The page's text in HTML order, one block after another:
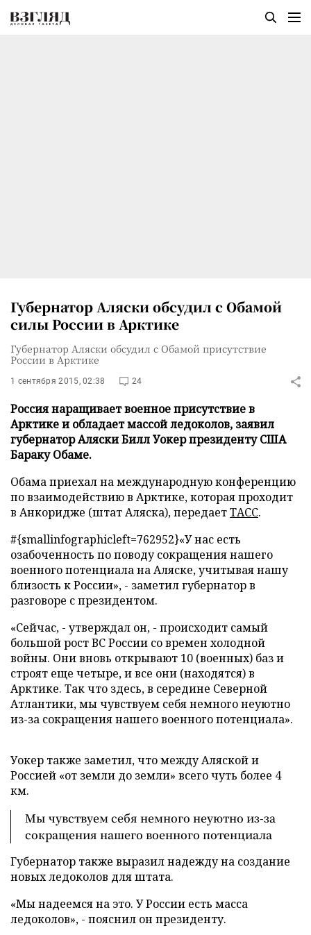
Губернатор Аляски обсудил с Обамой
силы России в Арктике
Губернатор Аляски обсудил с Обамой присутствие
России в Арктике
1 сентября 2015, 02:38 24
Россия наращивает военное присутствие в
Арктике и обладает массой ледоколов, заявил
губернатор Аляски Билл Уокер президенту США
Бараку Обаме.
Обама приехал на международную конференцию
по взаимодействию в Арктике, которая проходит
в Анкоридже (штат Аляска), передаетТАСС.
#{smallinfographicleft=762952}«У нас есть
озабоченность по поводу сокращения нашего
военного потенциала на Аляске, учитывая нашу
близость к России», - заметил губернатор в
разговоре с президентом.
«Сейчас, - утверждал он, - происходит самый
большой рост ВС России со времен холодной
войны. Они вновь открывают 10 (военных) баз и
строят еще четыре, и все они (находятся) в
Арктике. Так что здесь, в середине Северной
Атлантики, мы чувствуем себя немного неуютно
из-за сокращения нашего военного потенциала».
Уокер также заметил, что между Аляской и
Россией «от земли до земли» всего чуть более 4
км.
Мы чувствуем себя немного неуютно из-за
сокращения нашего военного потенциала
Губернатор также выразил надежду на создание
новых ледоколов для штата.
«Мы надеемся на это. У России есть масса
ледоколов», - пояснил он президенту.